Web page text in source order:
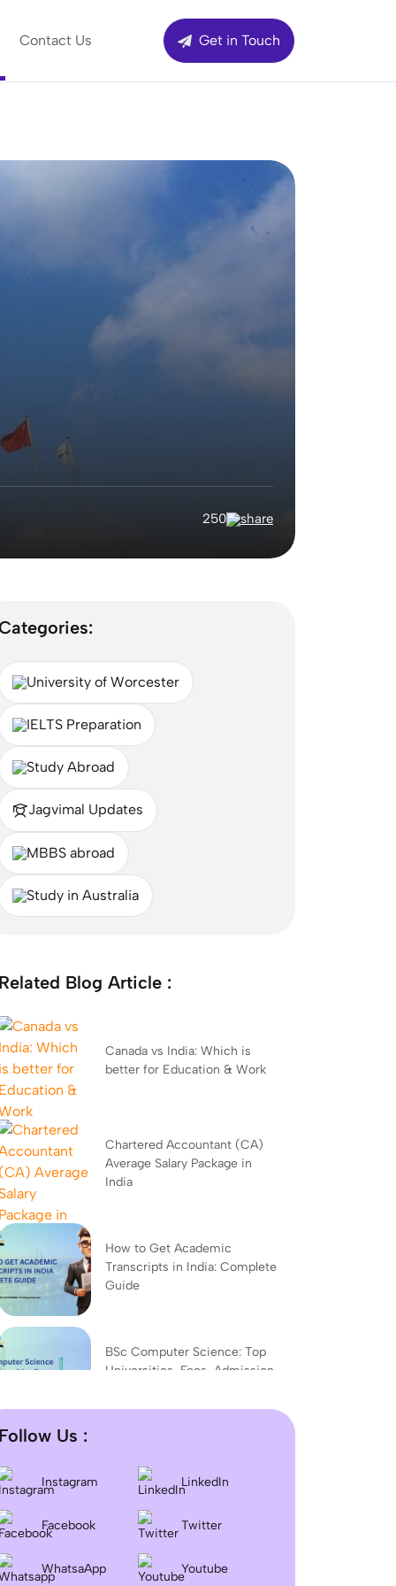
Contact Us Get in Touch
250
University of Worcester
IELTS Preparation
Study Abroad
Jagvimal Updates
MBBS abroad
Study in Australia
Related Blog Article :
Canada vs India: Which is
better for Education & Work
Chartered Accountant (CA)
Average Salary Package in
India
How to Get Academic
Transcripts in India: Complete
Guide
BSc Computer Science: Top
Universities, Fees, Admission
MD/MS? Which degree is
better?
Dentistry In the UK 2026:
Eligibility, Fees, Top Colleges
Follow Us :
Instagram LinkedIn
Facebook Twitter
WhatsaApp Youtube